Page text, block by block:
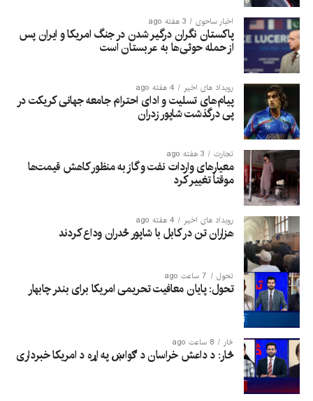
اخبار ساحوی 3 هفته ago
پاکستان نگران درگیر شدن در جنگ امریکا و ایران پس
از حمله حوثی‌ها به عربستان است
رویداد های اخیر 4 هفته ago
پیام‌های تسلیت و ادای احترام جامعه جهانی کریکت در
پی درگذشت شاپور زدران
تجارت 3 هفته ago
معیارهای واردات نفت و گاز به منظور کاهش قیمت‌ها
موقتاً تغییر کرد
رویداد های اخیر 4 هفته ago
هزاران تن در کابل با شاپور ځدران وداع کردند
تحول 7 ساعت ago
تحول: پایان معافیت تحریمی امریکا برای بندر چابهار
څار 8 ساعت ago
څار: د داعش خراسان د ګواښ په اړه د امریکا خبرداری